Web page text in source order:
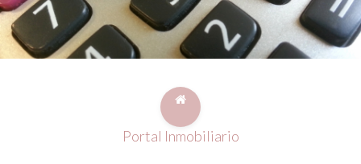
Portal Inmobiliario